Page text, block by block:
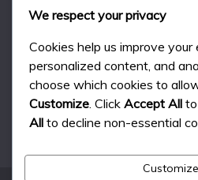
System punktacji w hokeju na
Zasady gry w hokeja na
We respect your privacy
Cookies help us improve your
personalized content, and
choose which cookies to
Customize . Click Accept All
All to decline non-essential
Customize